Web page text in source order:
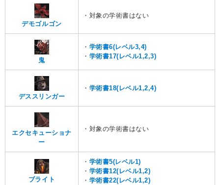
デモゴルゴン
・対象の学術書はない
鬼
・ 学術書6(レベル3,4)
・ 学術書17(レベル1,2,3)
デススリンガー
・ 学術書18(レベル1,2,4)
エクセキューショナ
ー
・対象の学術書はない
ブライト
・ 学術書5(レベル1)
・ 学術書12(レベル1,2)
・ 学術書22(レベル1,2)